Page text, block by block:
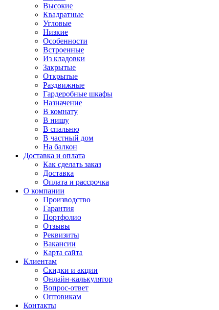
Высокие
Квадратные
Угловые
Низкие
Особенности
Встроенные
Из кладовки
Закрытые
Открытые
Раздвижные
Гардеробные шкафы
Назначение
В комнату
В нишу
В спальню
В частный дом
На балкон
Доставка и оплата
Как сделать заказ
Доставка
Оплата и рассрочка
О компании
Производство
Гарантия
Портфолио
Отзывы
Реквизиты
Вакансии
Карта сайта
Клиентам
Скидки и акции
Онлайн-калькулятор
Вопрос-ответ
Оптовикам
Контакты